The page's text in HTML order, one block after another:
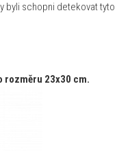
byli schopni detekovat
rozměru 23x30 cm.